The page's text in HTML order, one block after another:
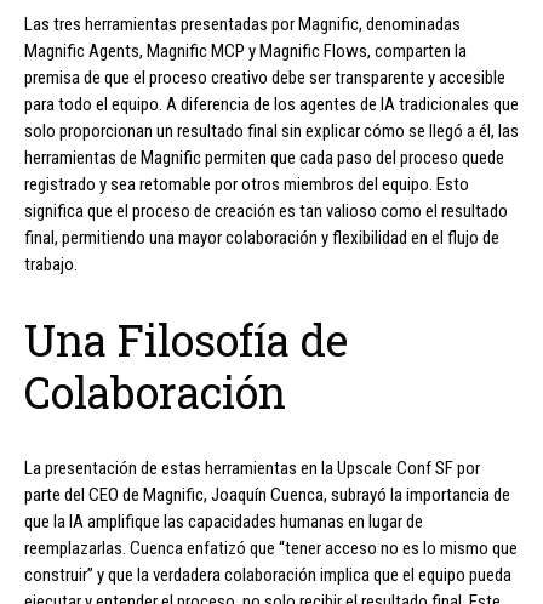
Las tres herramientas presentadas por Magnific, denominadas
Magnific Agents, Magnific MCP y Magnific Flows, comparten la
premisa de que el proceso creativo debe ser transparente y accesible
para todo el equipo. A diferencia de los agentes de IA tradicionales que
solo proporcionan un resultado final sin explicar cómo se llegó a él, las
herramientas de Magnific permiten que cada paso del proceso quede
registrado y sea retomable por otros miembros del equipo. Esto
significa que el proceso de creación es tan valioso como el resultado
final, permitiendo una mayor colaboración y flexibilidad en el flujo de
trabajo.
Una Filosofía de
Colaboración
La presentación de estas herramientas en la Upscale Conf SF por
parte del CEO de Magnific, Joaquín Cuenca, subrayó la importancia de
que la IA amplifique las capacidades humanas en lugar de
reemplazarlas. Cuenca enfatizó que “tener acceso no es lo mismo que
construir” y que la verdadera colaboración implica que el equipo pueda